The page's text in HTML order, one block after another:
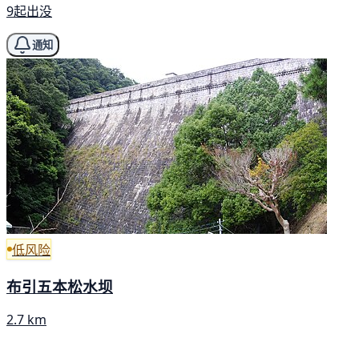
9起出没
通知
低风险
布引五本松水坝
2.7 km